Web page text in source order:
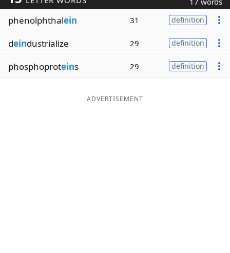
Our Brands
phenolphthalein 31 definition
deindustrialize 29 definition
phosphoproteins 29 definition
ADVERTISEMENT